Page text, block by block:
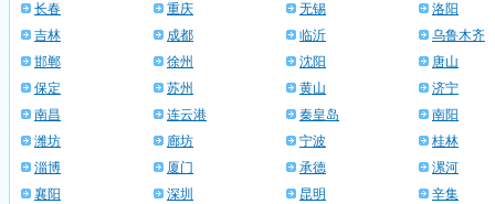
长春
重庆 无锡
洛阳
吉林
成都 临沂
乌鲁木齐
邯郸
徐州 沈阳
唐山
保定
苏州 黄山
济宁
南昌
连云港 秦皇岛
南阳
潍坊
廊坊 宁波
桂林
淄博
厦门 承德
漯河
襄阳
深圳 昆明 辛集